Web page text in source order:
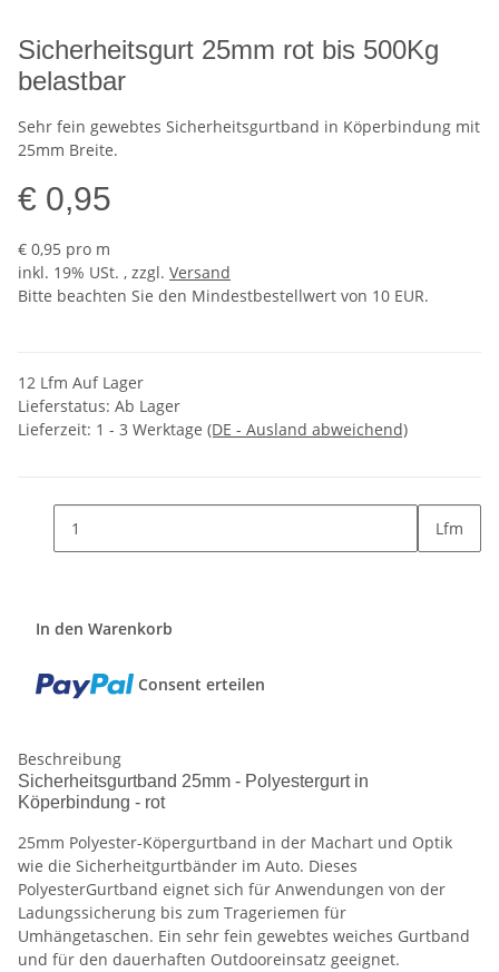
Sicherheitsgurt 25mm rot bis 500Kg
belastbar
Sehr fein gewebtes Sicherheitsgurtband in Köperbindung mit
25mm Breite.
€ 0,95
€ 0,95 pro m
inkl. 19% USt. , zzgl. Versand
Bitte beachten Sie den Mindestbestellwert von 10 EUR.
12 Lfm Auf Lager
Lieferstatus: Ab Lager
Lieferzeit: 1 - 3 Werktage (DE - Ausland abweichend)
Lfm
In den Warenkorb
Consent erteilen
Beschreibung
Sicherheitsgurtband 25mm - Polyestergurt in
Köperbindung - rot
25mm Polyester-Köpergurtband in der Machart und Optik
wie die Sicherheitgurtbänder im Auto. Dieses
PolyesterGurtband eignet sich für Anwendungen von der
Ladungssicherung bis zum Trageriemen für
Umhängetaschen. Ein sehr fein gewebtes weiches Gurtband
und für den dauerhaften Outdooreinsatz geeignet.